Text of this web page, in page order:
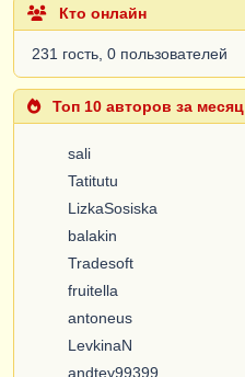
Кто онлайн
231 гость, 0 пользователей
Топ 10 авторов за месяц
sali
Tatitutu
LizkaSosiska
balakin
Tradesoft
fruitella
antoneus
LevkinaN
andtey99399